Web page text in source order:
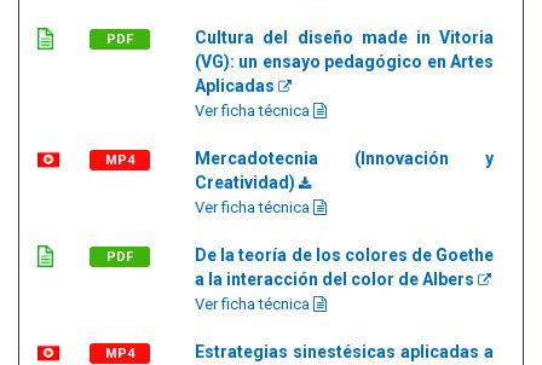
PDF
Cultura del diseño made in Vitoria
(VG): un ensayo pedagógico en Artes
Aplicadas
Ver ficha técnica
MP4
Mercadotecnia (Innovación y
Creatividad)
Ver ficha técnica
PDF
De la teoría de los colores de Goethe
a la interacción del color de Albers
Ver ficha técnica
MP4
Estrategias sinestésicas aplicadas a